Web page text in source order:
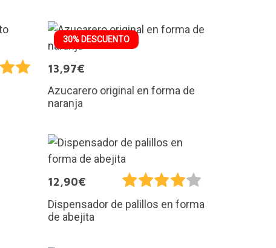
30% DESCUENTO
13,97€
Azucarero original en forma de
naranja
12,90€
Dispensador de palillos en forma
de abejita